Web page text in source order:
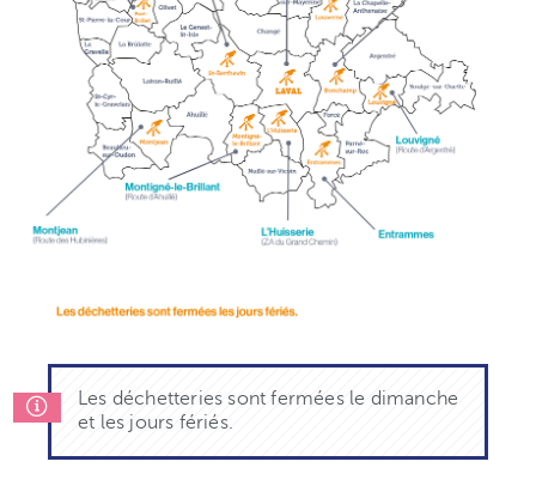
Les déchetteries sont fermées le dimanche
et les jours fériés.